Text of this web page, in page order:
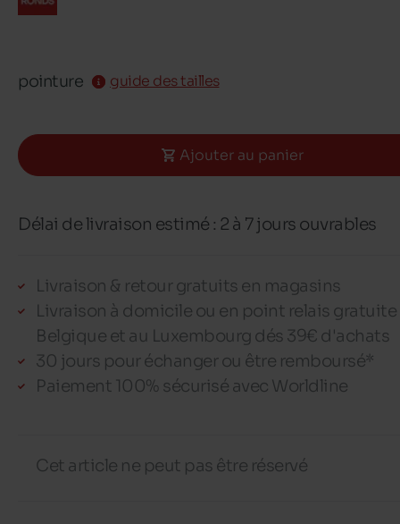
pointure guide des tailles
Ajouter au panier
Délai de livraison estimé : 2 à 7 jours ouvrables
Livraison & retour gratuits en magasins
Livraison à domicile ou en point relais gratuite
Belgique et au Luxembourg dés 39€ d'achats
30 jours pour échanger ou être remboursé*
Paiement 100% sécurisé avec Worldline
Cet article ne peut pas être réservé